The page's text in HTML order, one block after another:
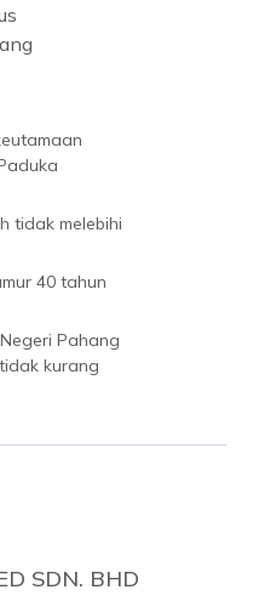
tidak melebihi
40 tahun
Pahang
kurang
SDN. BHD